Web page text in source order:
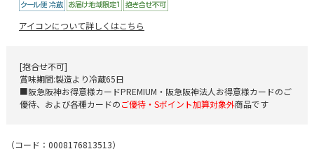
アイコンについて詳しくはこちら
[抱合せ不可]
賞味期間:製造より冷蔵65日
■阪急阪神お得意様カードPREMIUM・阪急阪神法人お得意様カードのご
優待、および各種カードのご優待・Sポイント加算対象外商品です
（コード： 0008176813513）